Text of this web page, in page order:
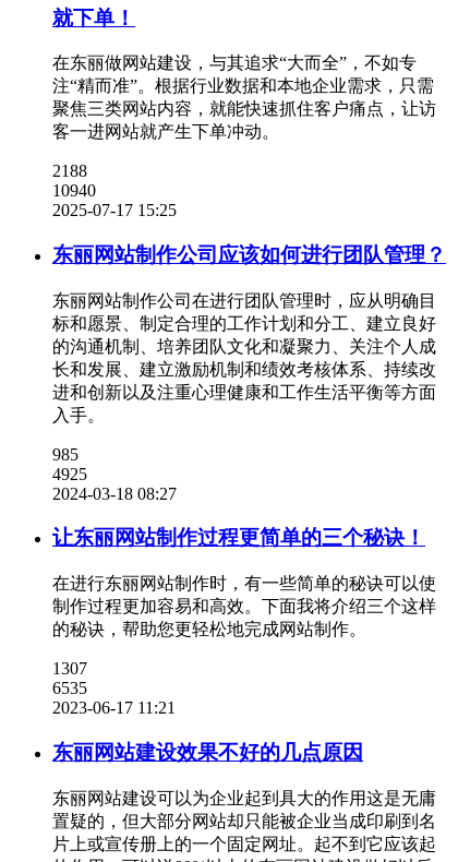
就下单​！
在东丽做网站建设，与其追求“大而全”，不如专
注“精而准”。根据行业数据和本地企业需求，只需
聚焦三类网站内容，就能快速抓住客户痛点，让访
客一进网站就产生下单冲动。
2188
10940
2025-07-17 15:25
东丽网站制作公司应该如何进行团队管理？
东丽网站制作公司在进行团队管理时，应从明确目
标和愿景、制定合理的工作计划和分工、建立良好
的沟通机制、培养团队文化和凝聚力、关注个人成
长和发展、建立激励机制和绩效考核体系、持续改
进和创新以及注重心理健康和工作生活平衡等方面
入手。
985
4925
2024-03-18 08:27
让东丽网站制作过程更简单的三个秘诀！
在进行东丽网站制作时，有一些简单的秘诀可以使
制作过程更加容易和高效。下面我将介绍三个这样
的秘诀，帮助您更轻松地完成网站制作。
1307
6535
2023-06-17 11:21
东丽网站建设效果不好的几点原因
东丽网站建设可以为企业起到具大的作用这是无庸
置疑的，但大部分网站却只能被企业当成印刷到名
片上或宣传册上的一个固定网址。起不到它应该起